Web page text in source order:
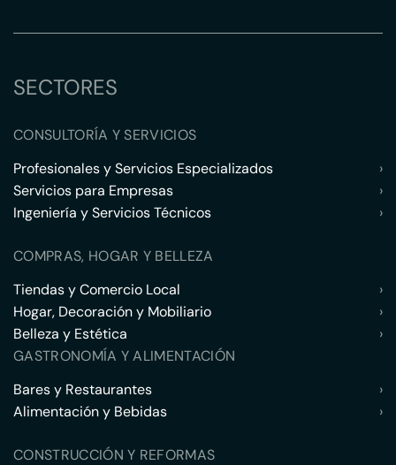
SECTORES
CONSULTORÍA Y SERVICIOS
Profesionales y Servicios Especializados
›
Servicios para Empresas
›
Ingeniería y Servicios Técnicos
›
COMPRAS, HOGAR Y BELLEZA
Tiendas y Comercio Local
›
Hogar, Decoración y Mobiliario
›
Belleza y Estética
›
GASTRONOMÍA Y ALIMENTACIÓN
Bares y Restaurantes
›
Alimentación y Bebidas
›
CONSTRUCCIÓN Y REFORMAS